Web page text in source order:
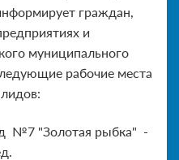
граждан,
и
муниципального
рабочие места
№7 "Золотая рыбка" -